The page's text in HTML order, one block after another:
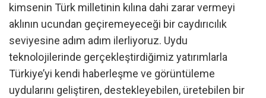
kimsenin Türk milletinin kılına dahi zarar vermeyi
aklının ucundan geçiremeyeceği bir caydırıcılık
seviyesine adım adım ilerliyoruz. Uydu
teknolojilerinde gerçekleştirdiğimiz yatırımlarla
Türkiye’yi kendi haberleşme ve görüntüleme
uydularını geliştiren, destekleyebilen, üretebilen bir